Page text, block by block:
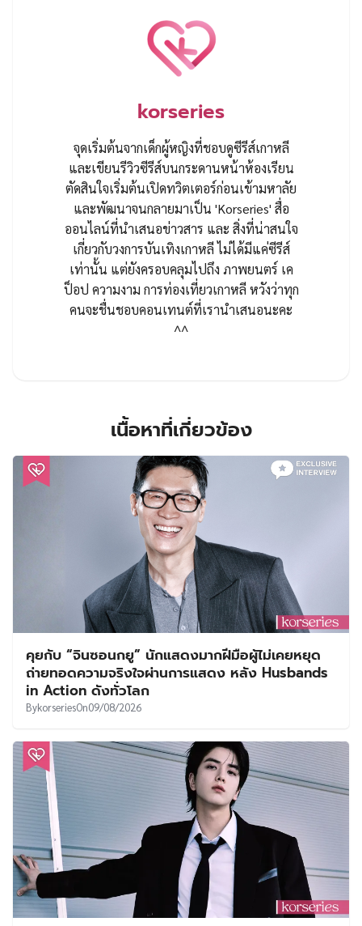
korseries
จุดเริ่มต้นจากเด็กผู้หญิงที่ชอบดูซีรีส์เกาหลี
และเขียนรีวิวซีรีส์บนกระดานหน้าห้องเรียน
ตัดสินใจเริ่มต้นเปิดทวิตเตอร์ก่อนเข้ามหาลัย
และพัฒนาจนกลายมาเป็น 'Korseries' สื่อ
ออนไลน์ที่นำเสนอข่าวสาร และ สิ่งที่น่าสนใจ
เกี่ยวกับวงการบันเทิงเกาหลี ไม่ได้มีแค่ซีรีส์
เท่านั้น แต่ยังครอบคลุมไปถึง ภาพยนตร์ เค
ป็อป ความงาม การท่องเที่ยวเกาหลี หวังว่าทุก
คนจะชื่นชอบคอนเทนต์ที่เรานำเสนอนะคะ
^^
เนื้อหาที่เกี่ยวข้อง
คุยกับ “จินซอนกยู” นักแสดงมากฝีมือผู้ไม่เคยหยุด
ถ่ายทอดความจริงใจผ่านการแสดง หลัง Husbands
in Action ดังทั่วโลก
BykorseriesOn09/08/2026